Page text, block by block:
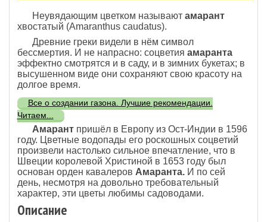
Неувядающим цветком называют амарант
хвостатый (Amaranthus caudatus).
Древние греки видели в нём символ
бессмертия. И не напрасно: соцветия амаранта
эффектно смотрятся и в саду, и в зимних букетах; в
высушенном виде они сохраняют свою красоту на
долгое время.
Все о создании газона. Лучшие рекомендации.
Читаем...
Амарантпришёл в Европу из Ост-Индии в 1596
году. Цветные водопады его роскошных соцветий
произвели настолько сильное впечатление, что в
Швеции королевой Христиной в 1653 году был
основан орден кавалеров Амаранта.И по сей
день, несмотря на довольно требовательный
характер, эти цветы любимы садоводами.
Описание